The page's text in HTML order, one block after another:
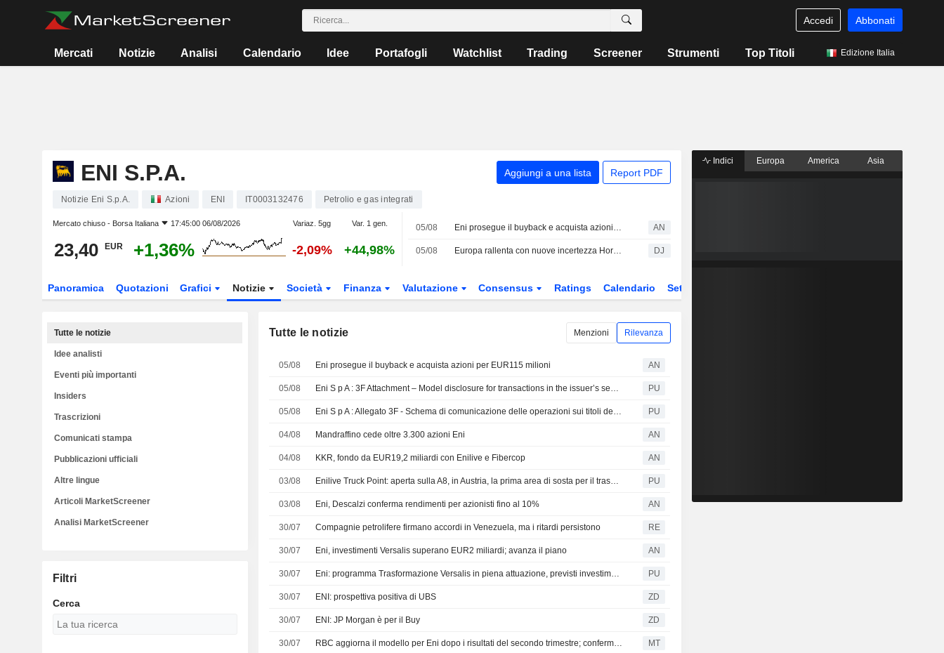
Accedi Abbonati
Mercati Notizie Analisi Calendario Idee Portafogli Watchlist Trading Screener Strumenti Top Titoli Edizione Italia
ENI S.P.A. Aggiungi a una lista Report PDF
Notizie Eni S.p.A. Azioni ENI IT0003132476 Petrolio e gas integrati
Mercato chiuso - Borsa Italiana 17:45:00 06/08/2026 Variaz. 5gg Var. 1 gen.
23,40 EUR +1,36% -2,09% +44,98%
05/08 Eni prosegue il buyback e acquista azioni per EUR115 milioni AN
05/08 Europa rallenta con nuove incertezza Hormuz, Milano (+0,17%) sempre al top DJ
Panoramica Quotazioni Grafici Notizie Società Finanza Valutazione Consensus Ratings Calendario Settore
Tutte le notizie Menzioni Rilevanza
05/08 Eni prosegue il buyback e acquista azioni per EUR115 milioni AN
05/08 Eni S p A : 3F Attachment – Model disclosure for transactions in the issuer’s securities July 2026 PU
05/08 Eni S p A : Allegato 3F - Schema di comunicazione delle operazioni sui titoli dell'emittente luglio 2026 PU
04/08 Mandraffino cede oltre 3.300 azioni Eni AN
04/08 KKR, fondo da EUR19,2 miliardi con Enilive e Fibercop AN
03/08 Enilive Truck Point: aperta sulla A8, in Austria, la prima area di sosta per il trasporto pesante... PU
03/08 Eni, Descalzi conferma rendimenti per azionisti fino al 10% AN
30/07 Compagnie petrolifere firmano accordi in Venezuela, ma i ritardi persistono RE
30/07 Eni, investimenti Versalis superano EUR2 miliardi; avanza il piano AN
30/07 Eni: programma Trasformazione Versalis in piena attuazione, previsti investimenti per 2,5 miliard... PU
30/07 ENI: prospettiva positiva di UBS ZD
30/07 ENI: JP Morgan è per il Buy ZD
30/07 RBC aggiorna il modello per Eni dopo i risultati del secondo trimestre; confermato il rating Sector Perform MT
Tutte le notizie
Idee analisti
Eventi più importanti
Insiders
Trascrizioni
Comunicati stampa
Pubblicazioni ufficiali
Altre lingue
Articoli MarketScreener
Analisi MarketScreener
Filtri
Cerca
Indici Europa America Asia